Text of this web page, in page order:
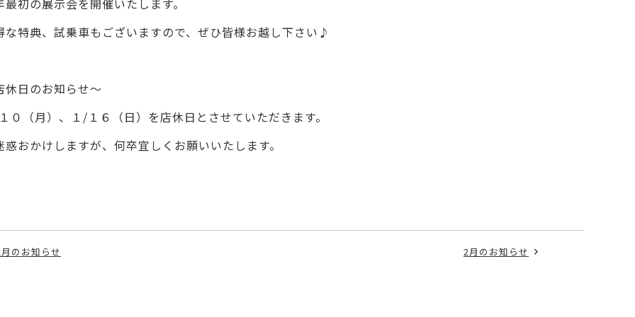
最初の展示会を開催いたします。
な特典、試乗車もございますので、ぜひ皆様お越し下さい ♪
休日のお知らせ～
１０（月）、１ / １６（日）を店休日とさせていただきます。
惑おかけしますが、何卒宜しくお願いいたします。
のお知らせ 2月のお知らせ